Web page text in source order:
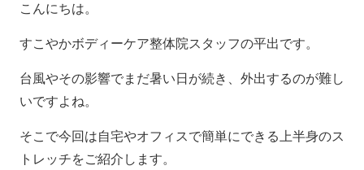
こんにちは。
すこやかボディーケア整体院スタッフの平出です。
台風やその影響でまだ暑い日が続き、外出するのが難し
いですよね。
そこで今回は自宅やオフィスで簡単にできる上半身のス
トレッチをご紹介します。